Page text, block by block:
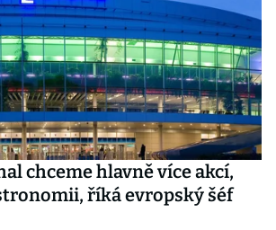
chceme hlavně více akcí,
říká evropský šéf